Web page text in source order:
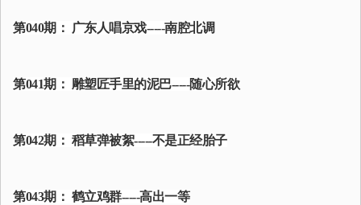
第040期： 广东人唱京戏-----南腔北调
第041期： 雕塑匠手里的泥巴-----随心所欲
第042期： 稻草弹被絮-----不是正经胎子
第043期： 鹤立鸡群-----高出一等